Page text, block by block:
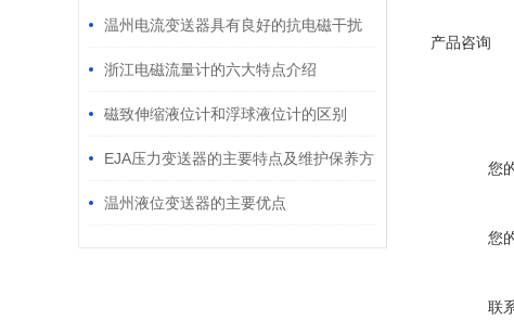
温州电流变送器具有良好的抗电磁干扰
能力和抗静电能力
浙江电磁流量计的六大特点介绍
磁致伸缩液位计和浮球液位计的区别
EJA压力变送器的主要特点及维护保养方
式 温州液位变送器的主要优点
产品咨询
您
您
联